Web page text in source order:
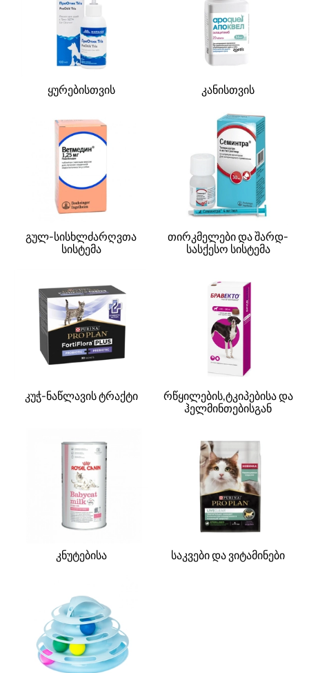
ყურებისთვის კანისთვის
გულ-სისხლძარღვთა
სისტემა
თირკმელები და შარდ-
სასქესო სისტემა
კუჭ-ნაწლავის ტრაქტი
რწყილების,ტკიპებისა და
ჰელმინთებისგან
კნუტებისა საკვები და ვიტამინები